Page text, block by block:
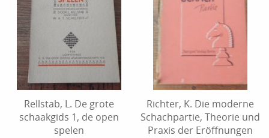
Rellstab, L. De grote
schaakgids 1, de open
spelen
Richter, K. Die moderne
Schachpartie, Theorie und
Praxis der Eröffnungen